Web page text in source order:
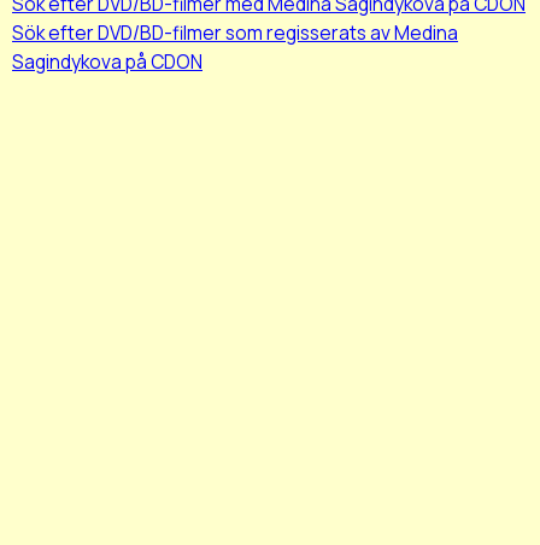
Sök efter DVD/BD-filmer som regisserats av Medina
Sagindykova på CDON